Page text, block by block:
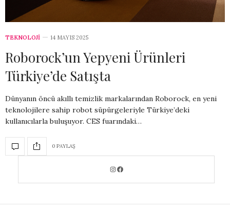
TEKNOLOJİ 14 MAYIS 2025
Roborock’un Yepyeni Ürünleri
Türkiye’de Satışta
Dünyanın öncü akıllı temizlik markalarından Roborock, en yeni
teknolojilere sahip robot süpürgeleriyle Türkiye’deki
kullanıcılarla buluşuyor. CES fuarındaki…
0 PAYLAŞ